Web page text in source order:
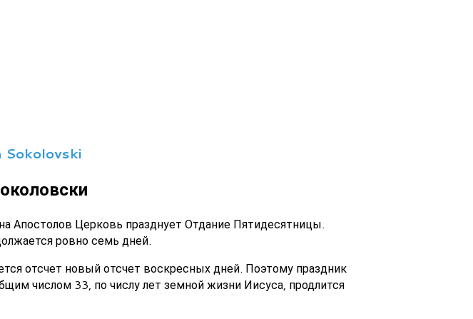
Sokolovski
Апостолов Церковь празднует Отдание Пятидесятницы.
ровно семь дней.
отсчет новый отсчет воскресных дней. Поэтому праздник
числом 33, по числу лет земной жизни Иисуса, продлится